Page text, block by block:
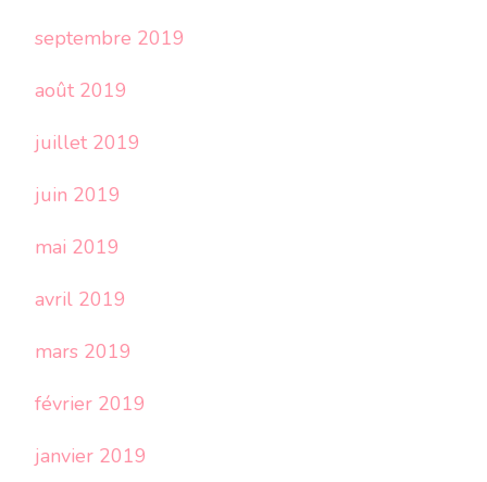
septembre 2019
août 2019
juillet 2019
juin 2019
mai 2019
avril 2019
mars 2019
février 2019
janvier 2019